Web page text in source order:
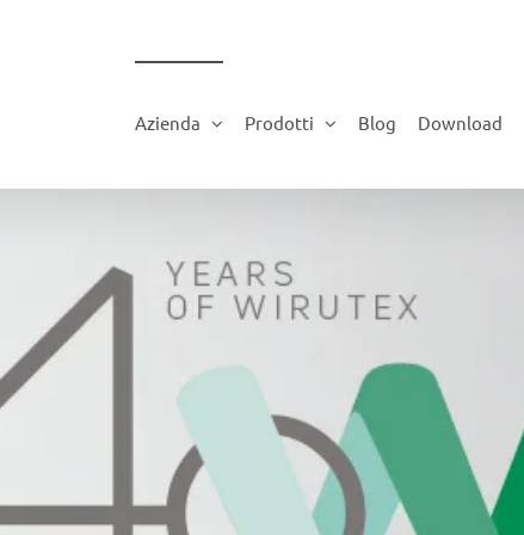
Azienda Prodotti Blog Download